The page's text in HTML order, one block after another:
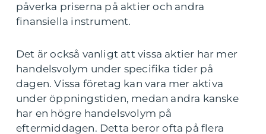
påverka priserna på aktier och andra
finansiella instrument.
Det är också vanligt att vissa aktier har mer
handelsvolym under specifika tider på
dagen. Vissa företag kan vara mer aktiva
under öppningstiden, medan andra kanske
har en högre handelsvolym på
eftermiddagen. Detta beror ofta på flera